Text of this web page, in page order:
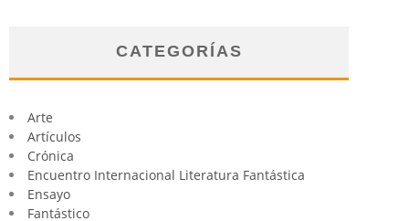
CATEGORÍAS
Arte
Artículos
Crónica
Encuentro Internacional Literatura Fantástica
Ensayo
Fantástico